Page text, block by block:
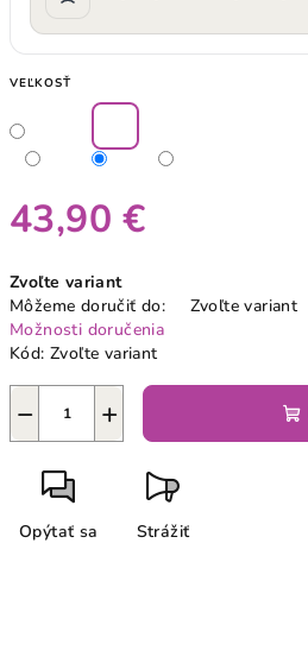
VEĽKOSŤ
43,90 €
cena:
Zvoľte variant
Môžeme doručiť do:
Zvoľte variant
Možnosti doručenia
Kód: Zvoľte variant
+
−
Opýtať sa Strážiť